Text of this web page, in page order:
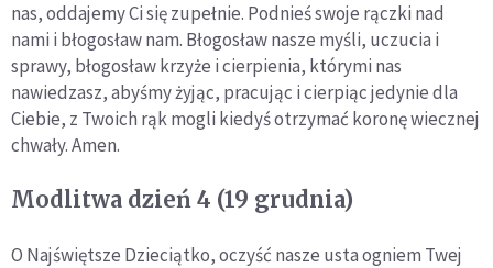
nas, oddajemy Ci się zupełnie. Podnieś swoje rączki nad
nami i błogosław nam. Błogosław nasze myśli, uczucia i
sprawy, błogosław krzyże i cierpienia, którymi nas
nawiedzasz, abyśmy żyjąc, pracując i cierpiąc jedynie dla
Ciebie, z Twoich rąk mogli kiedyś otrzymać koronę wiecznej
chwały. Amen.
Modlitwa dzień 4 (19 grudnia)
O Najświętsze Dzieciątko, oczyść nasze usta ogniem Twej